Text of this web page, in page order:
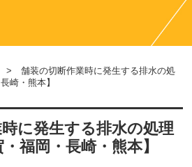
> 舗装の切断作業時に発生する排水の処
崎・熊本】
に発生する排水の処理
福岡・長崎・熊本】